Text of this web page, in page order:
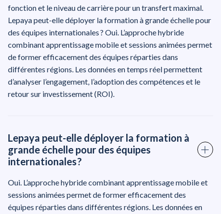
fonction et le niveau de carrière pour un transfert maximal.
Lepaya peut-elle déployer la formation à grande échelle pour
des équipes internationales ? Oui. L’approche hybride
combinant apprentissage mobile et sessions animées permet
de former efficacement des équipes réparties dans
différentes régions. Les données en temps réel permettent
d’analyser l’engagement, l’adoption des compétences et le
retour sur investissement (ROI).
Lepaya peut-elle déployer la formation à
grande échelle pour des équipes
internationales ?
Oui. L’approche hybride combinant apprentissage mobile et
sessions animées permet de former efficacement des
équipes réparties dans différentes régions. Les données en